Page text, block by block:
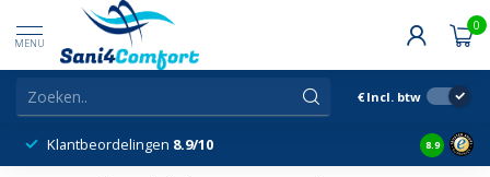
MENU
0
€ Incl. btw
Klantbeordelingen 8.9/10 8.9